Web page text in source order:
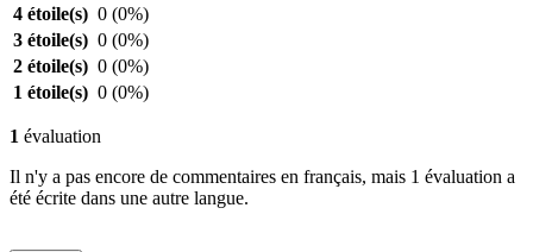
4 étoile(s) 0 (0%)
3 étoile(s) 0 (0%)
2 étoile(s) 0 (0%)
1 étoile(s) 0 (0%)
1 évaluation
Il n'y a pas encore de commentaires en français, mais 1 évaluation a
été écrite dans une autre langue.